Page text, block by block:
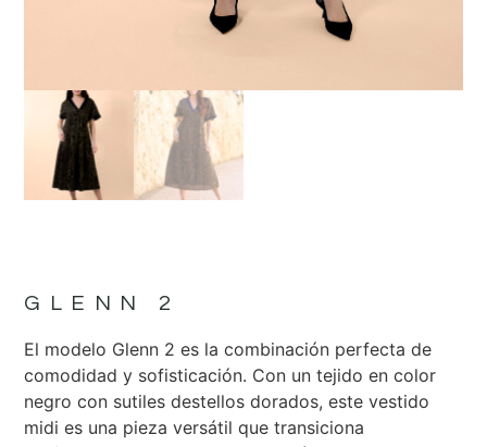
GLENN 2
El modelo Glenn 2 es la combinación perfecta de
comodidad y sofisticación. Con un tejido en color
negro con sutiles destellos dorados, este vestido
midi es una pieza versátil que transiciona